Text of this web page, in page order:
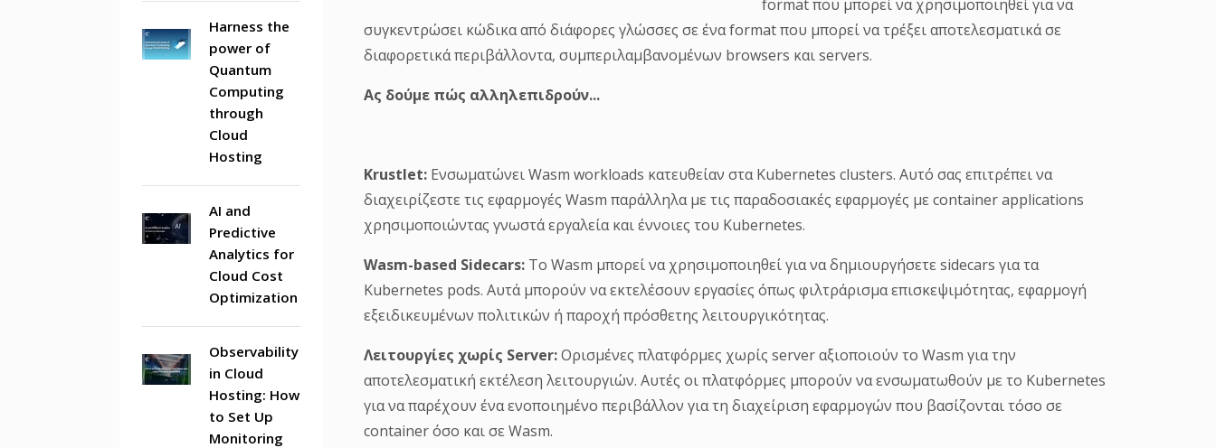
format που μπορεί να χρησιμοποιηθεί για να
συγκεντρώσει κώδικα από διάφορες γλώσσες σε ένα format που μπορεί να τρέξει αποτελεσματικά σε
διαφορετικά περιβάλλοντα, συμπεριλαμβανομένων browsers και servers.
Ας δούμε πώς αλληλεπιδρούν...
Krustlet: Ενσωματώνει Wasm workloads κατευθείαν στα Kubernetes clusters. Αυτό σας επιτρέπει να
διαχειρίζεστε τις εφαρμογές Wasm παράλληλα με τις παραδοσιακές εφαρμογές με container applications
χρησιμοποιώντας γνωστά εργαλεία και έννοιες του Kubernetes.
Wasm-based Sidecars: Το Wasm μπορεί να χρησιμοποιηθεί για να δημιουργήσετε sidecars για τα
Kubernetes pods. Αυτά μπορούν να εκτελέσουν εργασίες όπως φιλτράρισμα επισκεψιμότητας, εφαρμογή
εξειδικευμένων πολιτικών ή παροχή πρόσθετης λειτουργικότητας.
Λειτουργίες χωρίς Server:Ορισμένες πλατφόρμες χωρίς server αξιοποιούν το Wasm για την
αποτελεσματική εκτέλεση λειτουργιών. Αυτές οι πλατφόρμες μπορούν να ενσωματωθούν με το Kubernetes
για να παρέχουν ένα ενοποιημένο περιβάλλον για τη διαχείριση εφαρμογών που βασίζονται τόσο σε
container όσο και σε Wasm.
Harness the
power of
Quantum
Computing
through
Cloud
Hosting
AI and
Predictive
Analytics for
Cloud Cost
Optimization
Observability
in Cloud
Hosting: How
to Set Up
Monitoring